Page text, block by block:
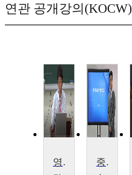
연관 공개강의(KOCW)
영미시의 이해와 감상 중국현대시산책